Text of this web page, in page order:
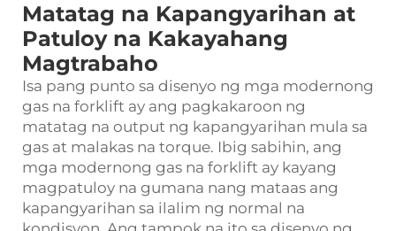
Matatag na Kapangyarihan at
Patuloy na Kakayahang
Magtrabaho
Isa pang punto sa disenyo ng mga modernong
gas na forklift ay ang pagkakaroon ng
matatag na output ng kapangyarihan mula sa
gas at malakas na torque. Ibig sabihin, ang
mga modernong gas na forklift ay kayang
magpatuloy na gumana nang mataas ang
kapangyarihan sa ilalim ng normal na